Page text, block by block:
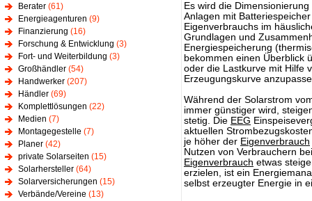
Berater (61)
Energieagenturen (9)
Finanzierung (16)
Forschung & Entwicklung (3)
Fort- und Weiterbildung (3)
Großhändler (54)
Handwerker (207)
Händler (69)
Komplettlösungen (22)
Medien (7)
Montagegestelle (7)
Planer (42)
private Solarseiten (15)
Solarhersteller (64)
Solarversicherungen (15)
Verbände/Vereine (13)
Es wird die
Anlagen mit
Eigenverbrauchs im
Grundlagen und
Energiespeicherung
bekommen einen Überblick
oder die Lastkurve mit Hilfe
Erzeugungskurve
Während der Solarstrom
immer günstiger wird,
stetig. Die EEG
aktuellen
je höher der Eigenverbrauch
Nutzen von Verbrauchern
Eigenverbrauch etwas
erzielen, ist ein
selbst erzeugter Energie in